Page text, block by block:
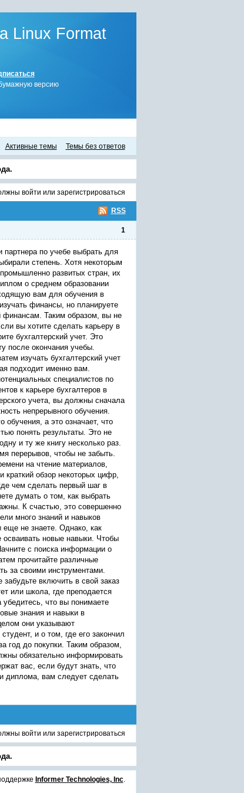
Linux Format
версию
Активные темы Темы без ответов
войти или зарегистрироваться
RSS
1
партнера по учебе выбрать для
степень. Хотя некоторым
развитых стран, их
о среднем образовании
вам для обучения в
финансы, но планируете
финансам. Таким образом, вы не
вы хотите сделать карьеру в
бухгалтерский учет. Это
после окончания учебы.
изучать бухгалтерский учет
подходит именно вам.
специалистов по
к карьере бухгалтеров в
учета, вы должны сначала
непрерывного обучения.
обучения, а это означает, что
понять результаты. Это не
и ту же книгу несколько раз.
перерывов, чтобы не забыть.
на чтение материалов,
краткий обзор некоторых цифр,
чем сделать первый шаг в
думать о том, как выбрать
К счастью, это совершенно
много знаний и навыков
еще не знаете. Однако, как
осваивать новые навыки. Чтобы
с поиска информации о
прочитайте различные
за своими инструментами.
включить в свой заказ
или школа, где преподается
что вы понимаете
знания и навыки в
они указывают
и о том, где его закончил
год до покупки. Таким образом,
обязательно информировать
вас, если будут знать, что
диплома, вам следует сделать
войти или зарегистрироваться
Informer Technologies, Inc.